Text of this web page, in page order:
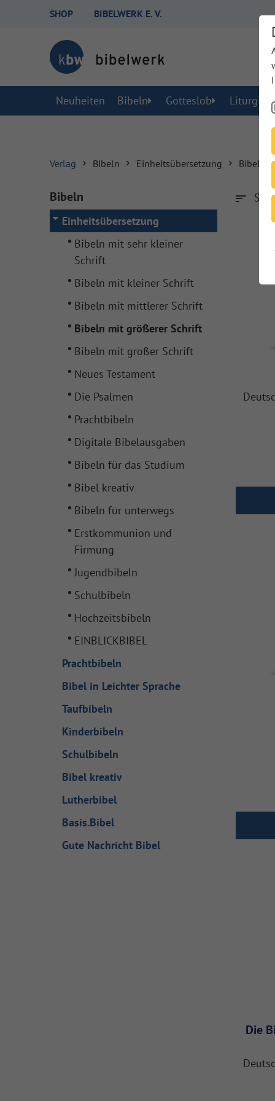
SHOP BIBELWERK E. V.
Neuheiten Bibeln Gotteslob
Verlag Bibeln Einheitsübersetzung Bibeln
Bibeln
Einheitsübersetzung
Bibeln mit sehr kleiner
Schrift
Bibeln mit kleiner Schrift
Bibeln mit mittlerer Schrift
Bibeln mit größerer Schrift
Bibeln mit großer Schrift
Neues Testament
Die Psalmen
Prachtbibeln
Digitale Bibelausgaben
Bibeln für das Studium
Bibel kreativ
Bibeln für unterwegs
Erstkommunion und
Firmung
Jugendbibeln
Schulbibeln
Hochzeitsbibeln
EINBLICKBIBEL
Prachtbibeln
Bibel in Leichter Sprache
Taufbibeln
Kinderbibeln
Schulbibeln
Bibel kreativ
Lutherbibel
Basis.Bibel
Gute Nachricht Bibel
Die